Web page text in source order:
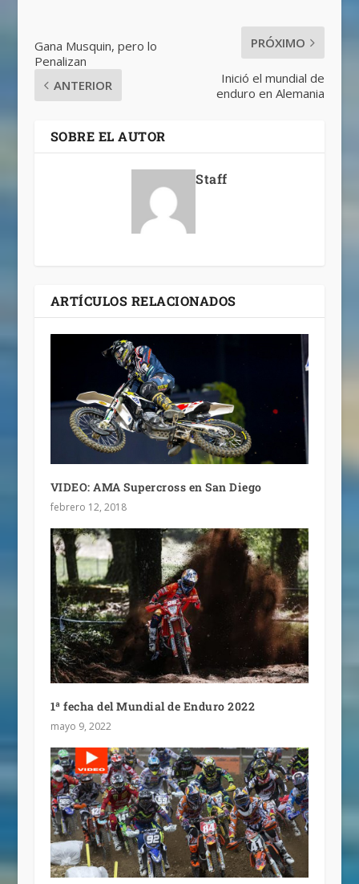
Gana Musquin, pero lo
Penalizan
ANTERIOR
PRÓXIMO
Inició el mundial de
enduro en Alemania
SOBRE EL AUTOR
Staff
ARTÍCULOS RELACIONADOS
VIDEO: AMA Supercross en San Diego
febrero 12, 2018
1ª fecha del Mundial de Enduro 2022
mayo 9, 2022